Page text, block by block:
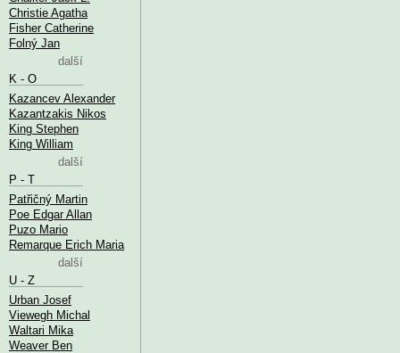
Christie Agatha
Fisher Catherine
Folný Jan
další
K - O
Kazancev Alexander
Kazantzakis Nikos
King Stephen
King William
další
P - T
Patřičný Martin
Poe Edgar Allan
Puzo Mario
Remarque Erich Maria
další
U - Z
Urban Josef
Viewegh Michal
Waltari Mika
Weaver Ben